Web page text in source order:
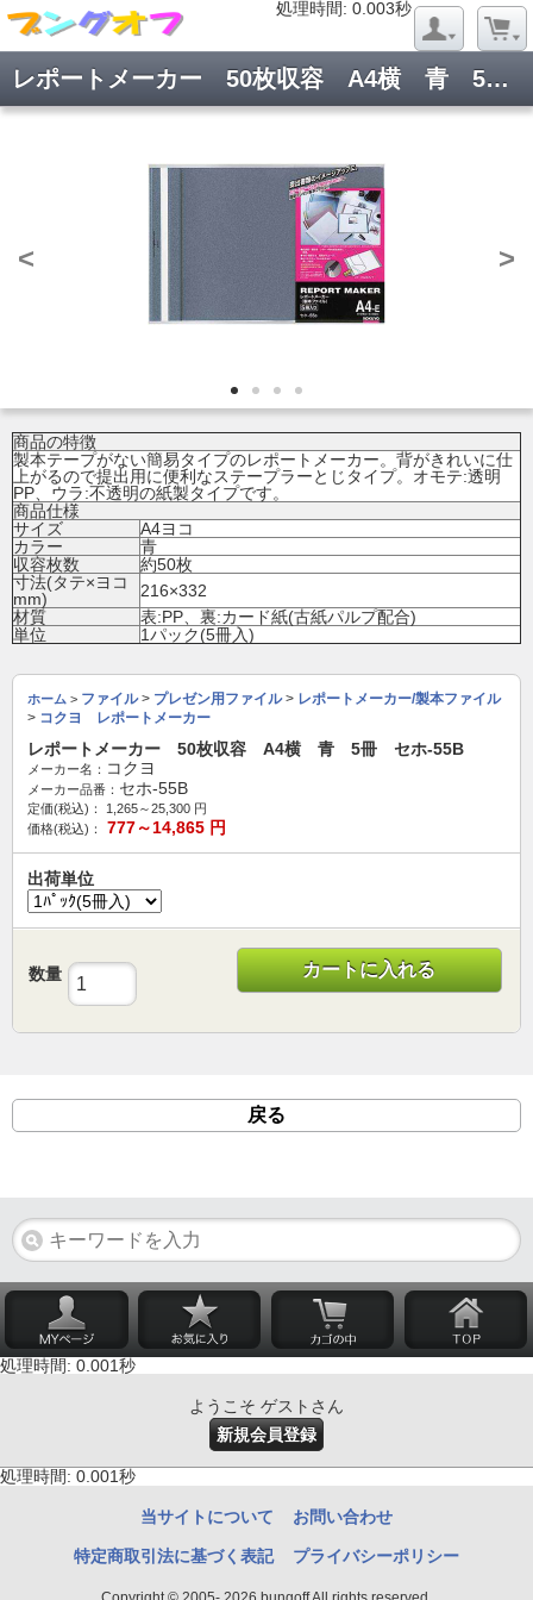
処理時間: 0.003秒
レポートメーカー 50枚収容 A4横 青 5冊 セホ-55B
< >
商品の特徴
製本テープがない簡易タイプのレポートメーカー。背がきれいに仕
上がるので提出用に便利なステープラーとじタイプ。オモテ:透明
PP、ウラ:不透明の紙製タイプです。
商品仕様
サイズ
A4ヨコ
カラー
青
収容枚数
約50枚
寸法(タテ×ヨコ
mm)
216×332
材質
表:PP、裏:カード紙(古紙パルプ配合)
単位
1パック(5冊入)
ホーム > ファイル> プレゼン用ファイル> レポートメーカー/製本ファイル
> コクヨ レポートメーカー
レポートメーカー 50枚収容 A4横 青 5冊 セホ-55B
メーカー名： コクヨ
メーカー品番： セホ-55B
定価(税込)： 1,265～25,300 円
価格(税込)：
777～14,865 円
出荷単位
数量 カートに入れる
戻る
処理時間: 0.001秒
ようこそ ゲストさん
新規会員登録
処理時間: 0.001秒
当サイトについて お問い合わせ
特定商取引法に基づく表記 プライバシーポリシー
処理時間: 0.020秒